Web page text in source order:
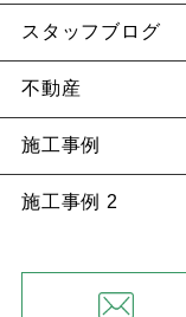
スタッフブログ
不動産
施工事例
施工事例 2